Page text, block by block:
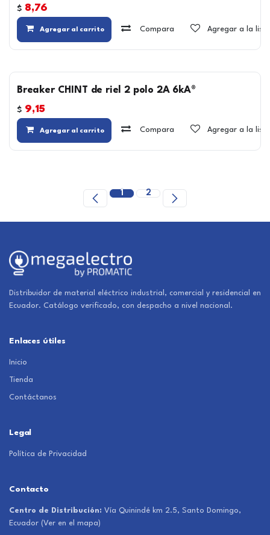
$ 8,76
Agregar al carrito Compara Agregar a la
Breaker CHINT de riel 2 polo 2A 6kA®
$ 9,15
Agregar al carrito Compara Agregar a la
1 2
Distribuidor de material eléctrico industrial, comercial y residencial en
Ecuador. Catálogo verificado, con despacho a nivel nacional.
Enlaces útiles
Inicio
Tienda
Contáctanos
Legal
Política de Privacidad
Contacto
Centro de Distribución: Vía Quinindé km 2.5, Santo Domingo,
Ecuador (Ver en el mapa)